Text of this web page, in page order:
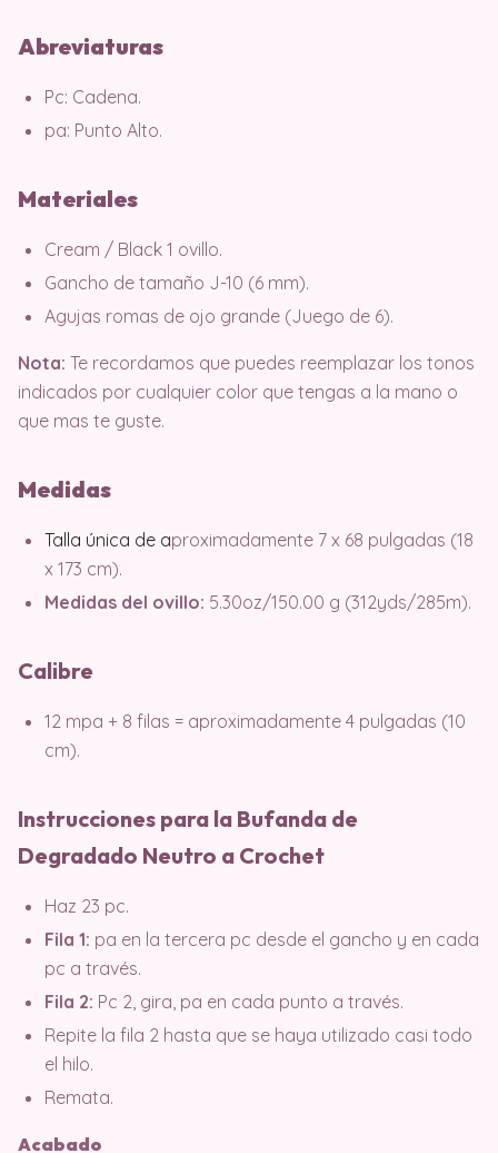
Abreviaturas
Pc: Cadena.
pa: Punto Alto.
Materiales
Cream / Black 1 ovillo.
Gancho de tamaño J-10 (6 mm).
Agujas romas de ojo grande (Juego de 6).
Nota: Te recordamos que puedes reemplazar los tonos
indicados por cualquier color que tengas a la mano o
que mas te guste.
Medidas
Talla única de aproximadamente 7 x 68 pulgadas (18
x 173 cm).
Medidas del ovillo: 5.30oz/150.00 g (312yds/285m).
Calibre
12 mpa + 8 filas = aproximadamente 4 pulgadas (10
cm).
Instrucciones para la Bufanda de
Degradado Neutro a Crochet
Haz 23 pc.
Fila 1: pa en la tercera pc desde el gancho y en cada
pc a través.
Fila 2: Pc 2, gira, pa en cada punto a través.
Repite la fila 2 hasta que se haya utilizado casi todo
el hilo.
Remata.
Acabado